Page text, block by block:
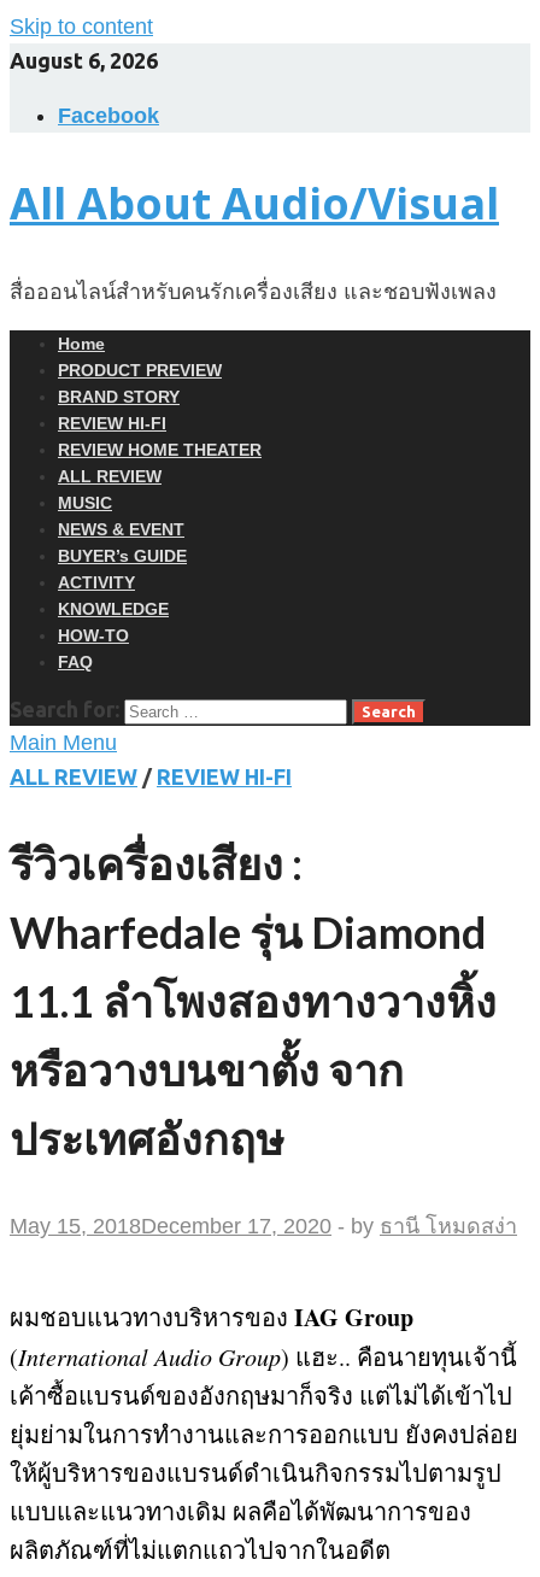
Skip to content
August 6, 2026
Facebook
All About Audio/Visual
สื่อออนไลน์สำหรับคนรักเครื่องเสียง และชอบฟังเพลง
Home
PRODUCT PREVIEW
BRAND STORY
REVIEW HI-FI
REVIEW HOME THEATER
ALL REVIEW
MUSIC
NEWS & EVENT
BUYER’s GUIDE
ACTIVITY
KNOWLEDGE
HOW-TO
FAQ
Search for:
Main Menu
ALL REVIEW / REVIEW HI-FI
รีวิวเครื่องเสียง :
Wharfedale รุ่น Diamond
11.1 ลำโพงสองทางวางหิ้ง
หรือวางบนขาตั้ง จาก
ประเทศอังกฤษ
May 15, 2018December 17, 2020 - by ธานี โหมดสง่า
ผมชอบแนวทางบริหารของ IAG Group
(International Audio Group) แฮะ.. คือนายทุนเจ้านี้
เค้าซื้อแบรนด์ของอังกฤษมาก็จริง แต่ไม่ได้เข้าไป
ยุ่มย่ามในการทำงานและการออกแบบ ยังคงปล่อย
ให้ผู้บริหารของแบรนด์ดำเนินกิจกรรมไปตามรูป
แบบและแนวทางเดิม ผลคือได้พัฒนาการของ
ผลิตภัณฑ์ที่ไม่แตกแถวไปจากในอดีต